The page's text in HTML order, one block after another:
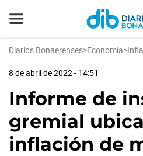
Diarios Bonaerenses>Economía>
8 de abril de 2022 - 14:51
Informe de
gremial
inflación de